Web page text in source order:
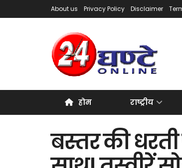
About us Privacy Policy Disclaimer
होम राष्ट्रीय
बस्तर की